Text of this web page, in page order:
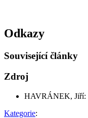
Odkazy
Související články
Zdroj
HAVRÁNEK, Jiří:
Kategorie: